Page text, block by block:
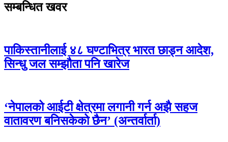
सम्बन्धित खवर
पाकिस्तानीलाई ४८ घण्टाभित्र भारत छाड्न आदेश,
सिन्धु जल सम्झौता पनि खारेज
‘नेपालको आईटी क्षेत्रमा लगानी गर्न अझै सहज
वातावरण बनिसकेको छैन’ (अन्तर्वार्ता)